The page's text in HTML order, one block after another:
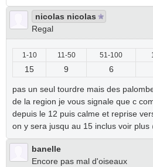
nicolas nicolas
Regal
1-10 11-50 51-100
15 9 6
pas un seul tourdre mais des
de la region je vous signale que c
depuis le 12 puis calme et reprise
on y sera jusqu au 15 inclus voir plus
banelle
Encore pas mal d'oiseaux